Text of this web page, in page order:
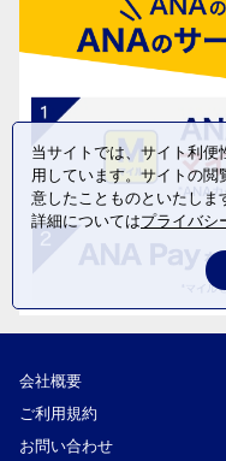
会社概要
ご利用規約
お問い合わせ
当サイトでは、サイト利便
用しています。サイトの閲
意したことものといたしま
詳細についてはプライバシ